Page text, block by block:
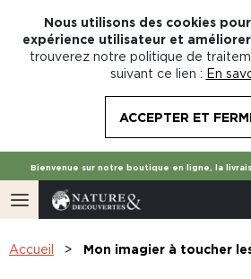
Nous utilisons des cookies
expérience utilisateur et
trouverez notre politique de
suivant ce lien : En
ACCEPTER ET
Bienvenue sur notre boutique en ligne, la
Accueil Mon imagier à toucher